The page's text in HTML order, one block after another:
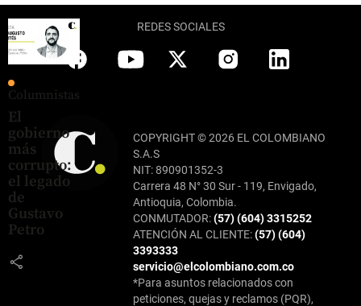
Columnistas
El
gobierno
más
corrupto:
el legado
de
Gustavo
Petro
share
REDES SOCIALES
COPYRIGHT © 2026 EL COLOMBIANO
S.A.S
NIT: 890901352-3
Carrera 48 N° 30 Sur - 119, Envigado,
Antioquia, Colombia.
CONMUTADOR:(57) (604) 3315252
ATENCIÓN AL CLIENTE:(57) (604)
3393333
servicio@elcolombiano.com.co
*Para asuntos relacionados con
peticiones, quejas y reclamos (PQR),